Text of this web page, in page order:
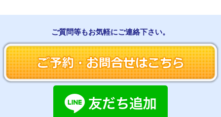
ご質問等もお気軽にご連絡下さい。